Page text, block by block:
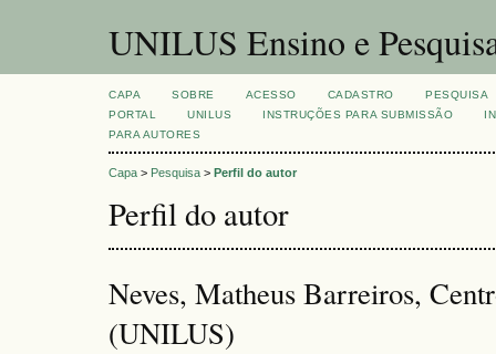
UNILUS Ensino e
CAPA SOBRE ACESSO CADASTRO
PESQUISA
PORTAL
UNILUS INSTRUÇÕES PARA SUBMISSÃO
PARA AUTORES
Capa > Pesquisa > Perfil do autor
Perfil do autor
Neves, Matheus Barreiros,
(UNILUS)